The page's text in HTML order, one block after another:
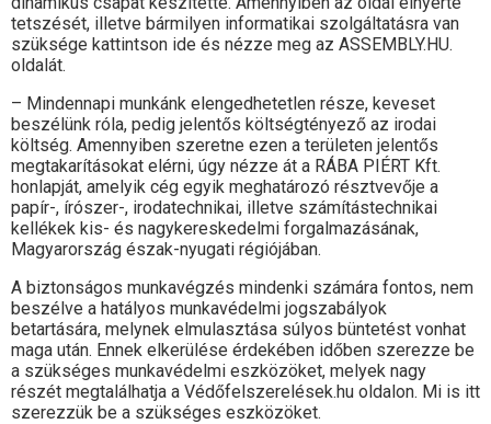
tetszését, illetve bármilyen informatikai szolgáltatásra van
szüksége kattintson ide és nézze meg az ASSEMBLY.HU.
oldalát.
– Mindennapi munkánk elengedhetetlen része, keveset
beszélünk róla, pedig jelentős költségtényező az irodai
költség. Amennyiben szeretne ezen a területen jelentős
megtakarításokat elérni, úgy nézze át a RÁBA PIÉRT Kft.
honlapját, amelyik cég egyik meghatározó résztvevője a
papír-, írószer-, irodatechnikai, illetve számítástechnikai
kellékek kis- és nagykereskedelmi forgalmazásának,
Magyarország észak-nyugati régiójában.
A biztonságos munkavégzés mindenki számára fontos, nem
beszélve a hatályos munkavédelmi jogszabályok
betartására, melynek elmulasztása súlyos büntetést vonhat
maga után. Ennek elkerülése érdekében időben szerezze be
a szükséges munkavédelmi eszközöket, melyek nagy
részét megtalálhatja a Védőfelszerelések.hu oldalon. Mi is itt
szerezzük be a szükséges eszközöket.